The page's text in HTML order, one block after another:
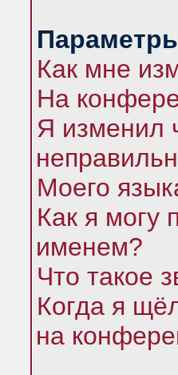
Как мне
На
Я изменил
Моего
Как я могу
именем?
Что такое
Когда я
на